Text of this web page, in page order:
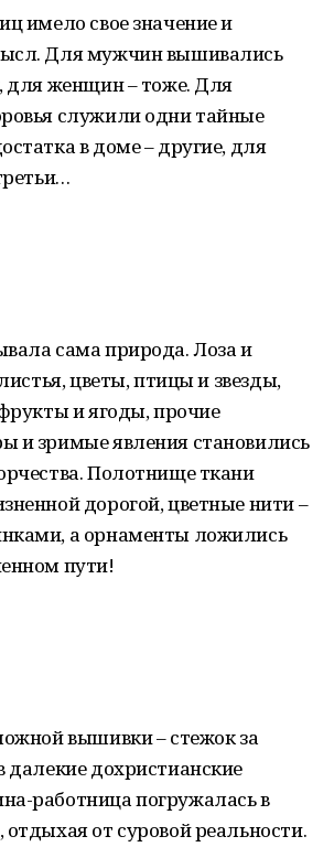
имело свое значение и
Для мужчин вышивались
для женщин – тоже. Для
служили одни тайные
в доме – другие, для
сама природа. Лоза и
цветы, птицы и звезды,
и ягоды, прочие
и зримые явления становились
Полотнище ткани
дорогой, цветные нити –
а орнаменты ложились
пути!
вышивки – стежок за
далекие дохристианские
работница погружалась в
от суровой реальности.